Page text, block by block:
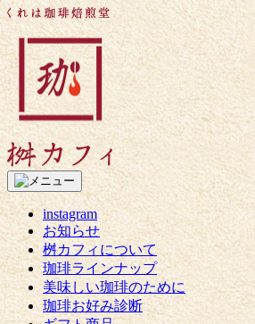
コ
ン
テ
ン
ツ
へ
ス
キ
ッ
プ
く
れ
は
珈
琲
焙
煎
堂
桝
カ
フ
ィ
instagram
お知らせ
桝カフィについて
珈琲ラインナップ
美味しい珈琲のために
珈琲お好み診断